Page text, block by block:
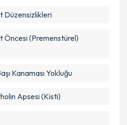
Düzensizlikleri
Öncesi (Premenstürel)
Kanaması Yokluğu
Apsesi (Kisti)